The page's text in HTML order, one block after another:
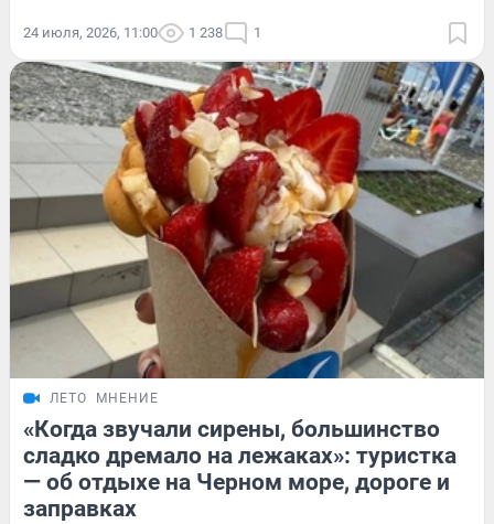
24 июля, 2026, 11:00 1 238 1
ЛЕТО МНЕНИЕ
«Когда звучали сирены, большинство
сладко дремало на лежаках»: туристка
— об отдыхе на Черном море, дороге и
заправках